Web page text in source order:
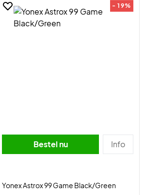
- 19%
Bestel nu Info
Yonex Astrox 99 Game Black/Green